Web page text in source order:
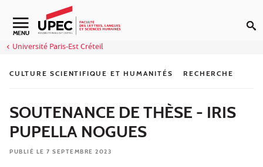
Aller au contenu
Navigation secondaire
MENU
Université Paris-Est Créteil
CULTURE SCIENTIFIQUE ET HUMANITÉS RECHERCHE
SOUTENANCE DE THÈSE - IRIS
PUPELLA NOGUES
PUBLIÉ LE 7 SEPTEMBRE 2023